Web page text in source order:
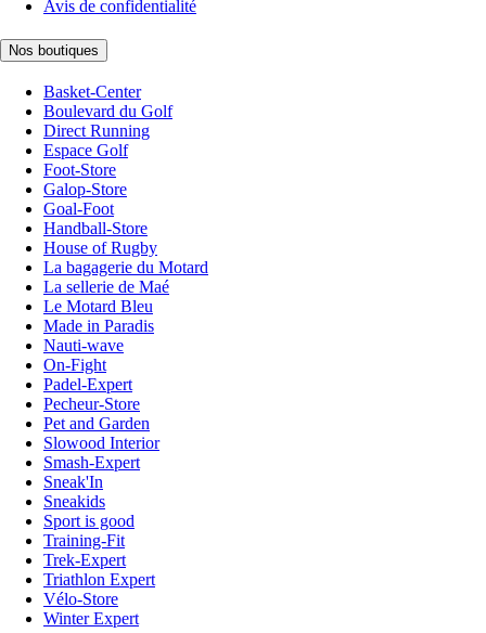
Avis de confidentialité
Nos boutiques
Basket-Center
Boulevard du Golf
Direct Running
Espace Golf
Foot-Store
Galop-Store
Goal-Foot
Handball-Store
House of Rugby
La bagagerie du Motard
La sellerie de Maé
Le Motard Bleu
Made in Paradis
Nauti-wave
On-Fight
Padel-Expert
Pecheur-Store
Pet and Garden
Slowood Interior
Smash-Expert
Sneak'In
Sneakids
Sport is good
Training-Fit
Trek-Expert
Triathlon Expert
Vélo-Store
Winter Expert